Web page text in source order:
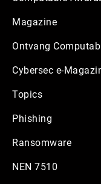
Magazine
Ontvang
Cybersec e-
Topics
Phishing
Ransomware
NEN 7510